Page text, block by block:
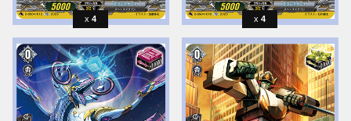
4 4